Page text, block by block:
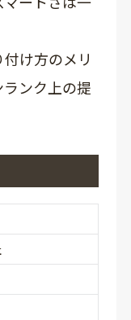
け方のメリ
ンク上の提